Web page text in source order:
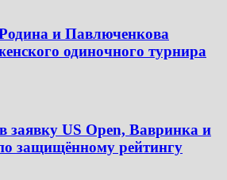
и Павлюченкова
одиночного турнира
заявку US Open, Вавринка и
защищённому рейтингу